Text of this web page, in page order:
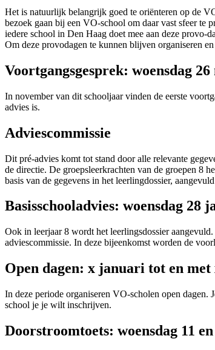
Het is natuurlijk belangrijk goed te oriënteren op de
bezoek gaan bij een VO-school om daar vast sfeer te
iedere school in Den Haag doet mee aan deze provo-
Om deze provodagen te kunnen blijven organiseren
Voortgangsgesprek: woensdag
In november van dit schooljaar vinden de eerste
advies is.
Adviescommissie
Dit pré-advies komt tot stand door alle relevante
de directie. De groepsleerkrachten van de groepen 8
basis van de gegevens in het leerlingdossier,
Basisschooladvies: woensdag 28
Ook in leerjaar 8 wordt het leerlingsdossier
adviescommissie. In deze bijeenkomst worden de
Open dagen: x januari tot en
In deze periode organiseren VO-scholen open
school je je wilt inschrijven.
Doorstroomtoets: woensdag 11